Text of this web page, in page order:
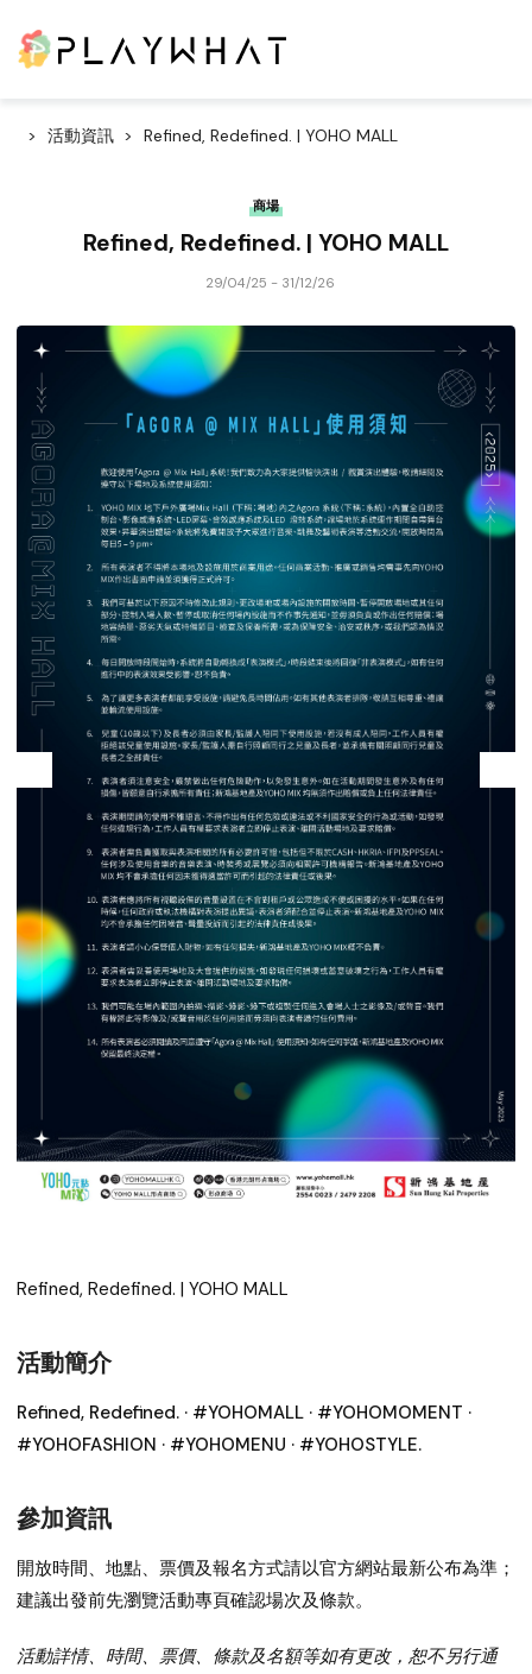
活動資訊 Refined, Redefined. | YOHO MALL
商場
Refined, Redefined. | YOHO MALL
29/04/25 - 31/12/26
Refined, Redefined. | YOHO MALL
活動簡介
Refined, Redefined. · #YOHOMALL · #YOHOMOMENT ·
#YOHOFASHION · #YOHOMENU · #YOHOSTYLE.
參加資訊
開放時間、地點、票價及報名方式請以官方網站最新公布為準；
建議出發前先瀏覽活動專頁確認場次及條款。
活動詳情、時間、票價、條款及名額等如有更改，恕不另行通